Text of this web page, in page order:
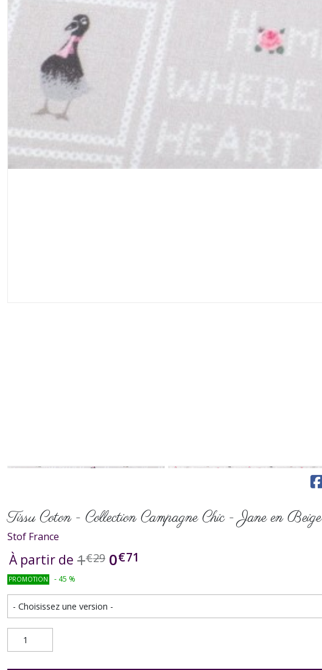
Tissu Coton - Collection Campagne Chic - Jane en Beige
Stof France
À partir de 1€29 0€71
PROMOTION - 45 %